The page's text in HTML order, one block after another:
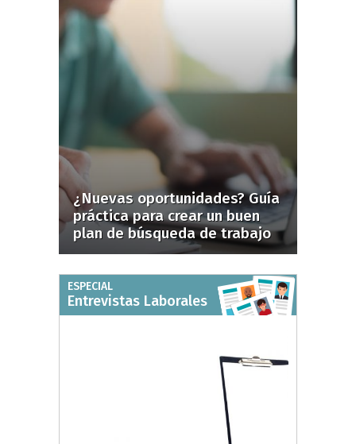
¿Nuevas oportunidades? Guía
práctica para crear un buen
plan de búsqueda de trabajo
ESPECIAL
Entrevistas Laborales